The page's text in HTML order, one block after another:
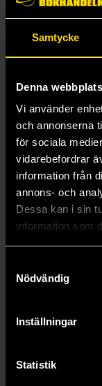
Samtycke
Denna
Vi använder
och annonserna
för sociala
vidarebefordrar
information från
annons- och
Dessa kan i sin
information som
Nödvändig
Inställningar
Statistik
K-Pop Demon
169 kr
Läs mer